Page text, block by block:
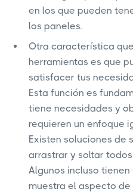
en los que pueden
los paneles.
Otra característica
herramientas es que
satisfacer tus
Esta función es
tiene necesidades y
requieren un enfoque
Existen soluciones de
arrastrar y soltar
Algunos incluso
muestra el aspecto